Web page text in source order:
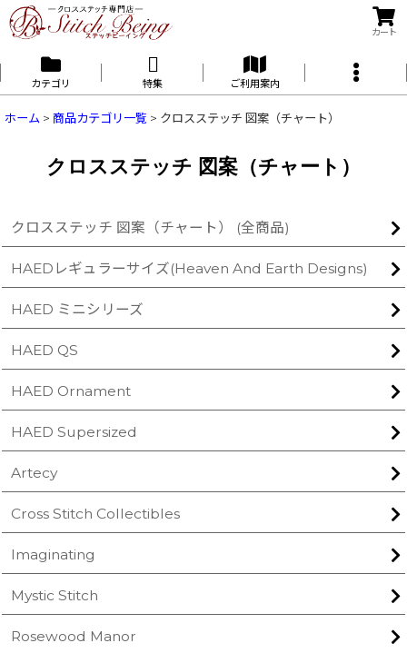
カート
カテゴリ 特集 ご利用案内
ホーム > 商品カテゴリ一覧 > クロスステッチ 図案（チャート）
クロスステッチ 図案（チャート）
クロスステッチ 図案（チャート） (全商品)
HAEDレギュラーサイズ(Heaven And Earth Designs)
HAED ミニシリーズ
HAED QS
HAED Ornament
HAED Supersized
Artecy
Cross Stitch Collectibles
Imaginating
Mystic Stitch
Rosewood Manor